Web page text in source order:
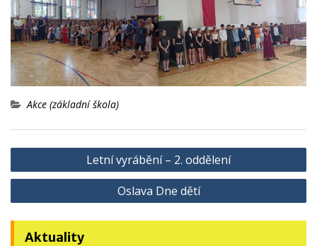
Akce (základní škola)
Navigace
pro
Letní vyrábění – 2. oddělení
Oslava Dne dětí
Aktuality